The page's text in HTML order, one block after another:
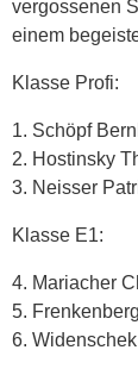
vergossenen
einem
Klasse Profi:
1. Schöpf
2. Hostinsky
3. Neisser
Klasse E1:
4. Mariacher
5.
6.